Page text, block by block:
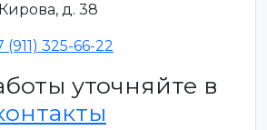
д. 38
(911) 325-66-22
уточняйте в